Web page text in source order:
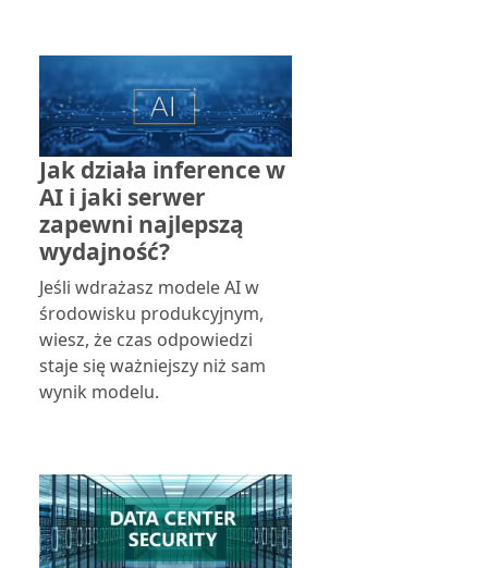
Jak działa inference w
AI i jaki serwer
zapewni najlepszą
wydajność?
Jeśli wdrażasz modele AI w
środowisku produkcyjnym,
wiesz, że czas odpowiedzi
staje się ważniejszy niż sam
wynik modelu.